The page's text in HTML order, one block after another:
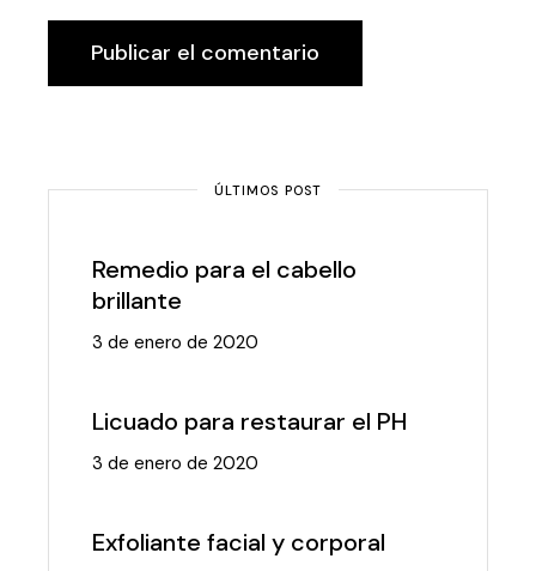
Publicar el comentario
ÚLTIMOS POST
Remedio para el cabello
brillante
3 de enero de 2020
Licuado para restaurar el PH
3 de enero de 2020
Exfoliante facial y corporal